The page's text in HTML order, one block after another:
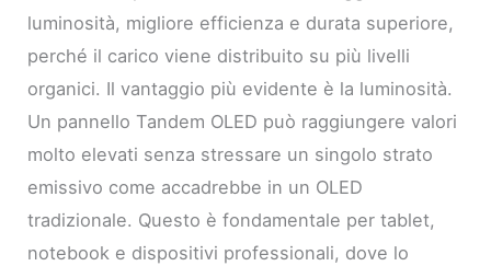
luminosità, migliore efficienza e durata superiore,
perché il carico viene distribuito su più livelli
organici. Il vantaggio più evidente è la luminosità.
Un pannello Tandem OLED può raggiungere valori
molto elevati senza stressare un singolo strato
emissivo come accadrebbe in un OLED
tradizionale. Questo è fondamentale per tablet,
notebook e dispositivi professionali, dove lo